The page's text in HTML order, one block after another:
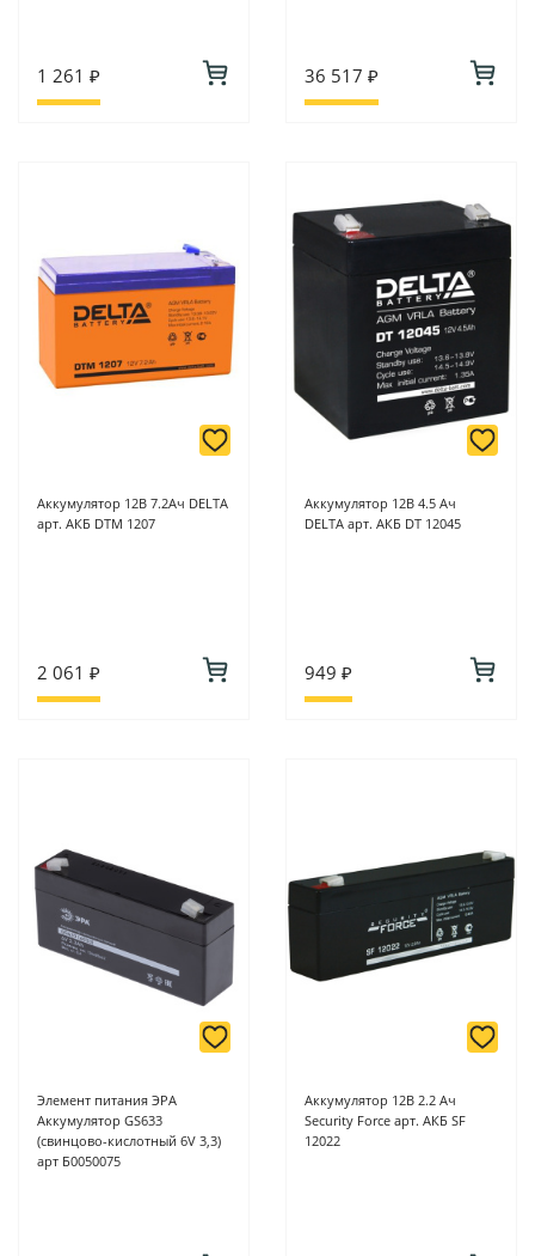
1 261 ₽ 36 517 ₽
Аккумулятор 12В 7.2Ач DELTA
арт. АКБ DTM 1207
2 061 ₽
Аккумулятор 12В 4.5 Ач
DELTA арт. АКБ DT 12045
949 ₽
Элемент питания ЭРА
Аккумулятор GS633
(свинцово-кислотный 6V 3,3)
арт Б0050075
Аккумулятор 12В 2.2 Ач
Security Force арт. АКБ SF
12022